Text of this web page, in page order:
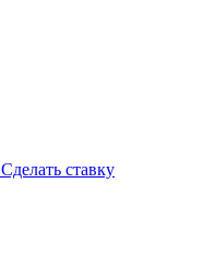
Сделать ставку